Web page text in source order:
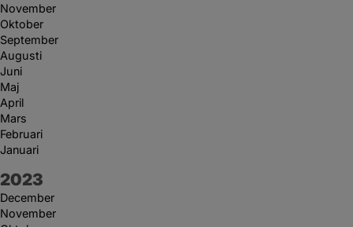
November
Oktober
September
Augusti
Juni
Maj
April
Mars
Februari
Januari
År:
2023
December
November